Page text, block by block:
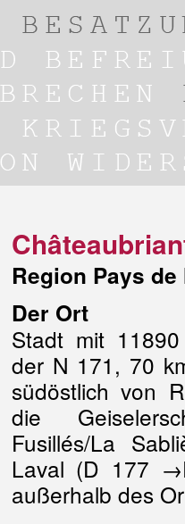
Region Pays
Der Ort
Stadt mit
der N 171, 70
südöstlich von
die
Fusillés/La
Laval (D 177
außerhalb des